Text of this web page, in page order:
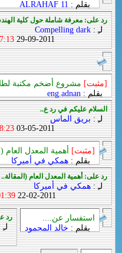
بقلم : ALRAHAF 11
رد على: معرفة شاملة حول كلية
لـِ :Compelling dark
29-09-2011
PM
[مثبت] مشروع أضخم مكتبة
بقلم :eng.adnan
السلام عليكم في رد ع..
لـِ : بريق الماس
03-05-2011
PM
[مثبت] أهمية المعدل العام
بقلم :همكي في أميركا
رد على: أهمية المعدل العام (المقالة..
لـِ :همكي في أميركا
22-02-2011
AM
استفسار عن....
بقلم : خالد المحمود
رد